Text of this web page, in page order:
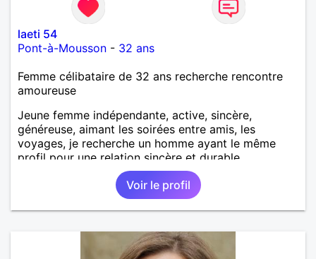
laeti 54
Pont-à-Mousson - 32 ans
Femme célibataire de 32 ans recherche rencontre
amoureuse
Jeune femme indépendante, active, sincère,
généreuse, aimant les soirées entre amis, les
voyages, je recherche un homme ayant le même
profil pour une relation sincère et durable.
Voir le profil